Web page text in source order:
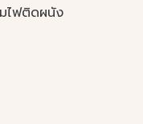
ไฟติดผนัง